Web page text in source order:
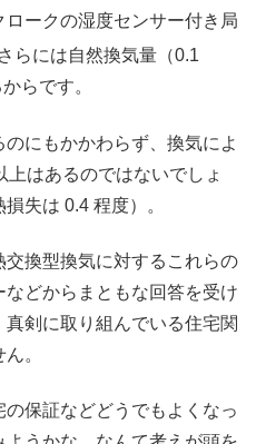
ークの湿度センサー付き局
らには自然換気量（0.1
らです。
にもかかわらず、換気によ
上はあるのではないでしょ
失は 0.4 程度）。
換型換気に対するこれらの
どからまともな回答を受け
剣に取り組んでいる住宅関
。
保証などどうでもよくなっ